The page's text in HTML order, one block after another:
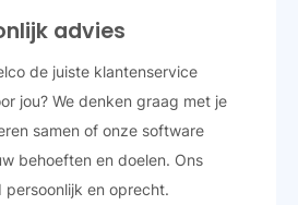
advies
de juiste klantenservice
jou? We denken graag met je
samen of onze software
behoeften en doelen. Ons
persoonlijk en oprecht.